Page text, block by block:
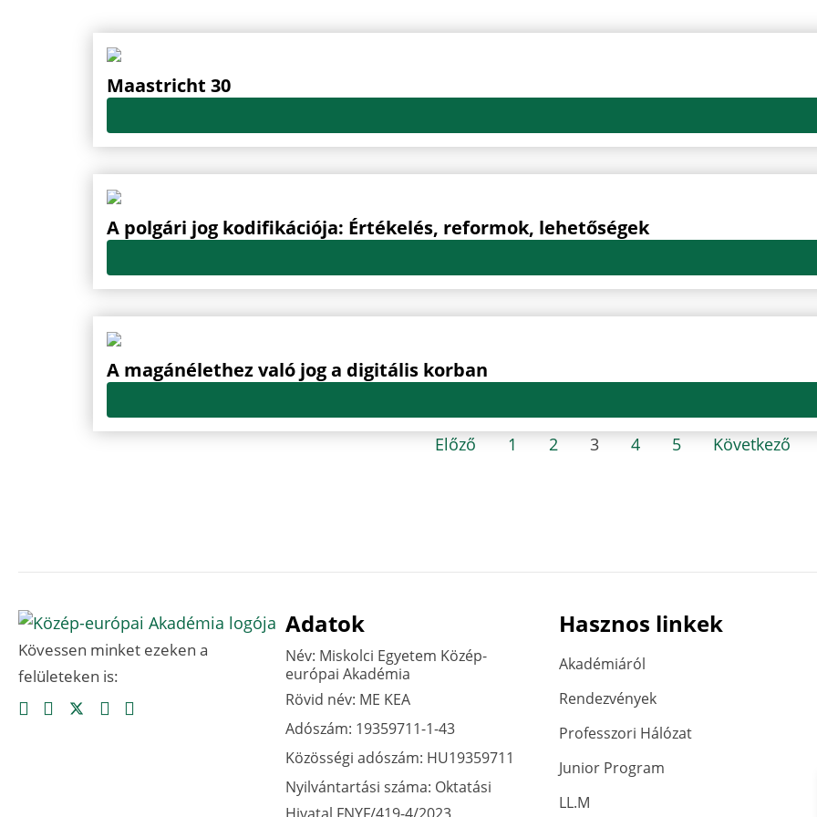
Maastricht 30
A polgári jog kodifikációja: Értékelés, reformok, lehetőségek
A magánélethez való jog a digitális korban
Előző 1 2 3 4 5 Következő
Kövessen minket ezeken a
felületeken is:
Adatok
Név: Miskolci Egyetem Közép-
európai Akadémia
Rövid név: ME KEA
Adószám: 19359711-1-43
Közösségi adószám: HU19359711
Nyilvántartási száma: Oktatási
Hasznos linkek
Akadémiáról
Rendezvények
Professzori Hálózat
Junior Program
LL.M